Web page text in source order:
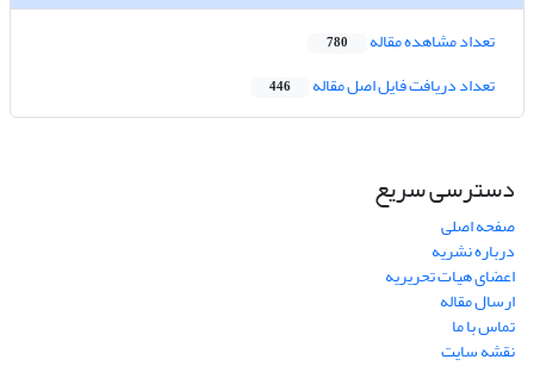
تعداد مشاهده مقاله 780
تعداد دریافت فایل اصل مقاله 446
دسترسی سریع
صفحه اصلی
درباره نشریه
اعضای هیات تحریریه
ارسال مقاله
تماس با ما
نقشه سایت